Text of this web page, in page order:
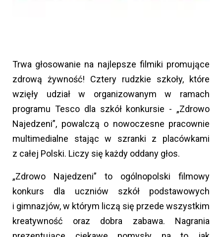
Trwa głosowanie na najlepsze filmiki promujące
zdrową żywność! Cztery rudzkie szkoły, które
wzięły udział w organizowanym w ramach
programu Tesco dla szkół konkursie - „Zdrowo
Najedzeni”, powalczą o nowoczesne pracownie
multimedialne stając w szranki z placówkami
z całej Polski. Liczy się każdy oddany głos.
„Zdrowo Najedzeni” to ogólnopolski filmowy
konkurs dla uczniów szkół podstawowych
i gimnazjów, w którym liczą się przede wszystkim
kreatywność oraz dobra zabawa. Nagrania